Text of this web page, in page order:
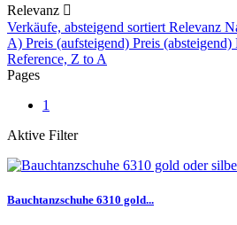
Relevanz 
Verkäufe, absteigend sortiert Relevanz
A) Preis (aufsteigend) Preis (absteigend)
Reference, Z to A
Pages
1
Aktive Filter
Bauchtanzschuhe 6310 gold...